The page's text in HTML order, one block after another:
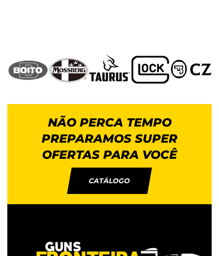
NÃO PERCA TEMPO
PREPARAMOS SUPER
OFERTAS PARA VOCÊ
CATÁLOGO